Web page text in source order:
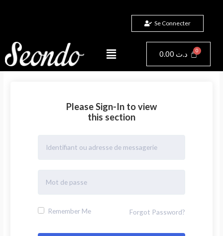
Se Connecter
Menu 0.00 د.ت Panier
Please Sign-In to view
this section
Remember Me Forgot Password?